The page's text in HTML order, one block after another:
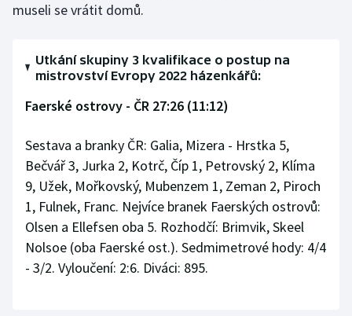
museli se vrátit domů.
Utkání skupiny 3 kvalifikace o postup na
mistrovství Evropy 2022 házenkářů:
Faerské ostrovy - ČR 27:26 (11:12)
Sestava a branky ČR: Galia, Mizera - Hrstka 5,
Bečvář 3, Jurka 2, Kotrč, Číp 1, Petrovský 2, Klíma
9, Užek, Mořkovský, Mubenzem 1, Zeman 2, Piroch
1, Fulnek, Franc. Nejvíce branek Faerských ostrovů:
Olsen a Ellefsen oba 5. Rozhodčí: Brimvik, Skeel
Nolsoe (oba Faerské ost.). Sedmimetrové hody: 4/4
- 3/2. Vyloučení: 2:6. Diváci: 895.